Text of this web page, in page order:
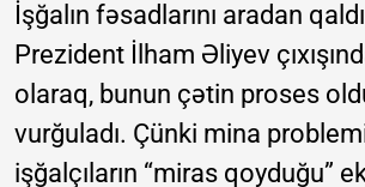
İşğalın fəsadlarını aradan
Prezident İlham Əliyev
olaraq, bunun çətin proses
vurğuladı. Çünki mina
işğalçıların “miras qoyduğu”